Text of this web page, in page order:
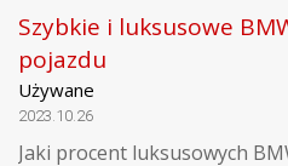
Szybkie i luksusowe
pojazdu
Używane
2023.10.26
Jaki procent luksusowych